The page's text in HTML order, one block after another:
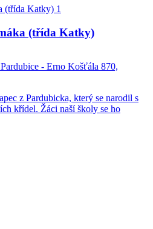
(třída Katky)
- Erno Košťála 870,
z Pardubicka, který se narodil s
křídel. Žáci naší školy se ho